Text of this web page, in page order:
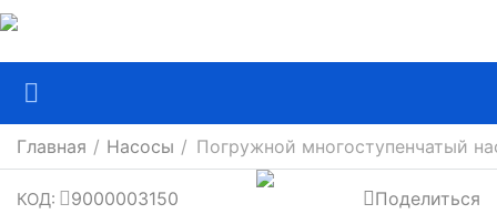
Главная / Насосы / Погружной многоступенчатый
КОД: 9000003150 Поделиться